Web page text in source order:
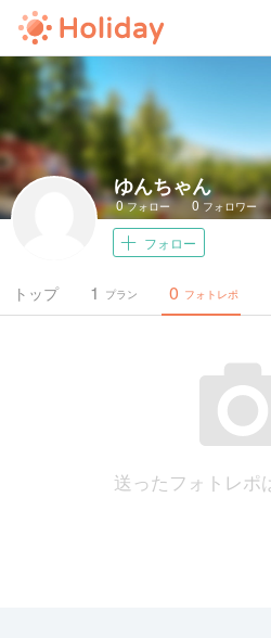
ゆんちゃん
0フォロー 0 フォロワー
フォロー
トップ プラン
1 フォトレポ
0
送ったフォトレポ